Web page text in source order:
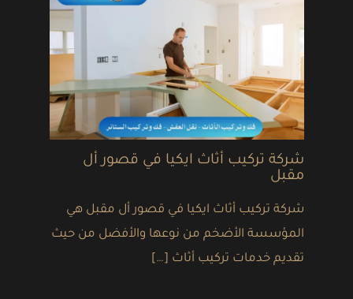
شركة تركيب أثاث ايكيا في قصور أل
مقبل
شركة تركيب أثاث ايكيا في قصور أل مقبل هي
المؤسسة الأضخم من نوعها والأفضل من حيث
تقديم خدمات تركيب أثاث […]